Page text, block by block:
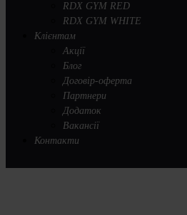
RDX GYM RED
RDX GYM WHITE
Клієнтам
Акції
Блог
Договір-оферта
Партнери
Додаток
Вакансії
Контакти